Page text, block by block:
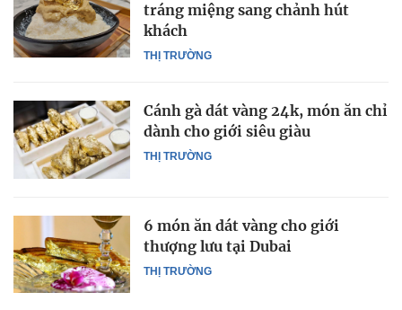
THỊ TRƯỜNG
tráng miệng sang chảnh hút
khách
THỊ TRƯỜNG
Cánh gà dát vàng 24k, món ăn chỉ
dành cho giới siêu giàu
THỊ TRƯỜNG
6 món ăn dát vàng cho giới
thượng lưu tại Dubai